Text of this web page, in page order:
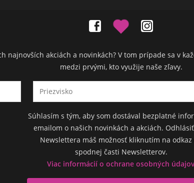
najnovších akciách a novinkách? V tom prípade sa v
medzi prvými, kto využije naše zľavy.
Súhlasím s tým, aby som dostával bezplatné
emailom o našich novinkách a akciách.
Newslettera máš možnosť kliknutím na odkaz
spodnej časti Newsletterov.
Viac informácií o ochrane osobných